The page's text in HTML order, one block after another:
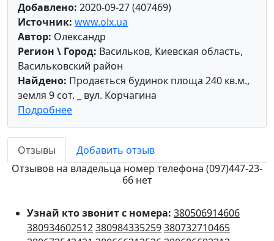
Добавлено: 2020-09-27 (407469)
Источник: www.olx.ua
Автор: Олександр
Регион \ Город: Васильков, Киевская область,
Васильковский район
Найдено: Продається будинок площа 240 кв.м.,
земля 9 сот. _ вул. Корчагина
Подробнее
Отзывы
Добавить отзыв
Отзывов на владельца номер телефона (097)447-23-
66 нет
Узнай кто звонит с номера: 380506914606
380934602512380984335259380732710465